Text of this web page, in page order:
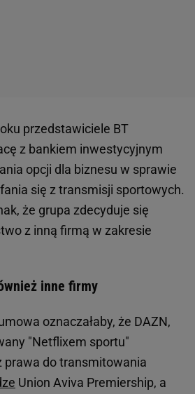
przedstawiciele BT
z bankiem inwestycyjnym
opcji dla biznesu w sprawie
się z transmisji sportowych.
że grupa zdecyduje się
z inną firmą w zakresie
inne firmy
oznaczałaby, że DAZN,
"Netflixem sportu"
prawa do transmitowania
Union Aviva Premiership, a